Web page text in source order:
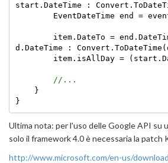
start.DateTime :
d.DateTime :
item.isAllDay =
//...
}
Ultima nota: per l'uso delle Google API su
solo il framework 4.0 è necessaria la patch
http://www.microsoft.com/en-us/